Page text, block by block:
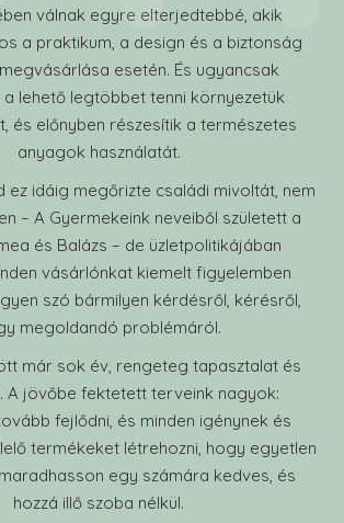
válnak egyre elterjedtebbé, akik
a praktikum, a design és a biztonság
esetén. És ugyancsak
a lehető legtöbbet tenni környezetük
és előnyben részesítik a természetes
anyagok használatát.
ez idáig megőrizte családi mivoltát, nem
– A Gyermekeink neveiből született a
és Balázs – de üzletpolitikájában
vásárlónkat kiemelt figyelemben
szó bármilyen kérdésről, kérésről,
megoldandó problémáról.
már sok év, rengeteg tapasztalat és
A jövőbe fektetett terveink nagyok:
fejlődni, és minden igénynek és
termékeket létrehozni, hogy egyetlen
egy számára kedves, és
hozzá illő szoba nélkül.